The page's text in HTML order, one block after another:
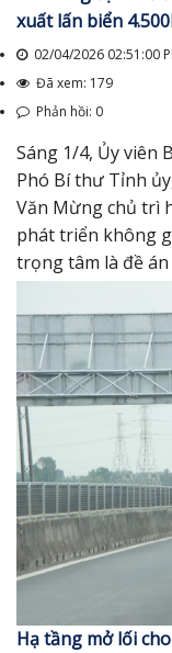
xuất lấn biển
02/04/2026 02:51:00
Đã xem: 179
Phản hồi: 0
Sáng 1/4, Ủy viên
Phó Bí thư Tỉnh
Văn Mừng chủ trì
phát triển không
trọng tâm là đề
Hạ tầng mở lối